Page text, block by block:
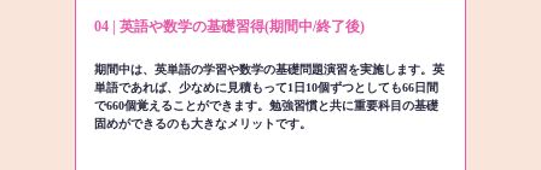
04 | 英語や数学の基礎習得(期間中/終了後)
期間中は、英単語の学習や数学の基礎問題演習を実施します。英
単語であれば、少なめに見積もって1日10個ずつとしても66日間
で660個覚えることができます。勉強習慣と共に重要科目の基礎
固めができるのも大きなメリットです。